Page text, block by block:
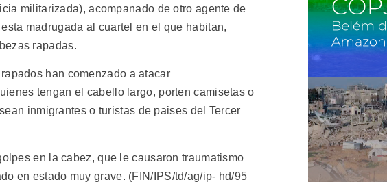
militarizada), acompanado de otro agente de
madrugada al cuartel en el que habitan,
rapadas.
han comenzado a atacar
tengan el cabello largo, porten camisetas o
inmigrantes o turistas de paises del Tercer
en la cabez, que le causaron traumatismo
en estado muy grave. (FIN/IPS/td/ag/ip- hd/95